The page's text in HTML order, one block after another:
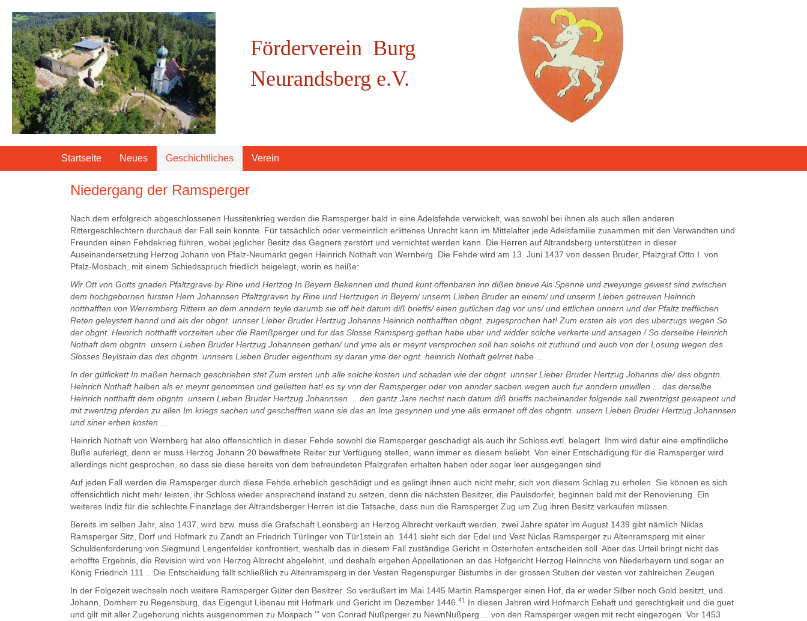
Förderverein Burg
Neurandsberg e.V.
Startseite Neues Geschichtliches Verein
Niedergang der Ramsperger
Nach dem erfolgreich abgeschlossenen Hussitenkrieg werden die Ramsperger bald in eine Adelsfehde verwickelt, was sowohl bei ihnen als auch allen anderen
Rittergeschlechtern durchaus der Fall sein konnte. Für tatsächlich oder ver­meintlich erlittenes Unrecht kann im Mittelalter jede Adelsfamilie zusammen mit den Verwandten und
Freunden ei­nen Fehdekrieg führen, wobei jeglicher Besitz des Gegners zerstört und ver­nichtet werden kann. Die Herren auf Altrandsberg unterstützen in dieser
Auseinandersetzung Herzog Johann von Pfalz-Neumarkt gegen Heinrich Nothaft von Wernberg. Die Fehde wird am 13. Juni 1437 von dessen Bruder, Pfalzgraf Otto I. von
Pfalz-Mosbach, mit einem Schiedsspruch friedlich beige­legt, worin es heiße:
Wir Ott von Gotts gnaden Pfaltzgrave by Rine und Hertzog In Beyern Beken­nen und thund kunt offenbaren inn dißen brieve Als Spenne und zweyunge gewest sind zwischen
dem hochgebornen fursten Hern Johannsen Pfaltzgra­ven by Rine und Hertzugen in Beyern/ unserm Lieben Bruder an einem/ und unserm Lieben getrewen Heinrich
notthafften von Werremberg Rittern an dem anndern teyle darumb sie off heit datum diß brieffs/ einen gutlichen dag vor uns/ und ettlichen unnern und der Pfaltz trefflichen
Reten geleystett hannd und als der obgnt. unnser Lieber Bruder Hertzug Johanns Heinrich notthafften obgnt. zugesprochen hat! Zum ersten als von des uberzugs we­gen So
der obgnt. Heinrich notthafft vorzeiten uber die Ramßperger und fur das Slosse Ramsperg gethan habe uber und widder solche verkerte und an­sagen / So derselbe Heinrich
Nothaft dem obgntn. unsern Lieben Bruder Hertzug Johannsen gethan/ und yme als er meynt versprochen soll han solehs nit zuthund und auch von der Losung wegen des
Slosses Beylstain das des obgntn. unnsers Lieben Bruder eigenthum sy daran yme der ognt. heinrich Nothaft gelrret habe ...
In der gütlickett In maßen hernach geschrieben stet Zum ersten unb alle sol­che kosten und schaden wie der obgnt. unnser Lieber Bruder Hertzug Jo­hanns die/ des obgntn.
Heinrich Nothaft halben als er meynt genommen und gelietten hat! es sy von der Ramsperger oder von annder sachen wegen auch fur anndern unwillen ... das derselbe
Heinrich notthafft dem obgntn. unsern Lieben Bruder Hertzug Johannsen ... den gantz Jare nechst nach datum diß brieffs nacheinander folgende sall zwentzigst gewapent und
mit zwentzig pferden zu allen Im kriegs sachen und geschefften wann sie das an Ime gesynnen und yne alls ermanet off des obgntn. unsern Lieben Bruder Hertzug Johannsen
und siner erben kosten ...
Heinrich Nothaft von Wernberg hat also offensichtlich in dieser Fehde sowohl die Ramsperger geschädigt als auch ihr Schloss evtl. belagert. Ihm wird dafür eine empfindliche
Buße auferlegt, denn er muss Herzog Johann 20 bewaffnete Reiter zur Verfügung stellen, wann immer es diesem beliebt. Von einer Entschädigung für die Ramsperger wird
allerdings nicht ge­sprochen, so dass sie diese bereits von dem befreundeten Pfalzgrafen erhalten haben oder sogar leer ausgegangen sind.
Auf jeden Fall werden die Ramsperger durch diese Fehde erheblich geschädigt und es gelingt ihnen auch nicht mehr, sich von diesem Schlag zu erholen. Sie können es sich
offensichtlich nicht mehr leisten, ihr Schloss wieder ansprechend instand zu setzen, denn die nächsten Besitzer, die Paulsdorfer, beginnen bald mit der Renovierung. Ein
weiteres Indiz für die schlechte Finanzlage der Altrandsberger Herren ist die Tatsache, dass nun die Ramsperger Zug um Zug ihren Besitz verkaufen müssen.
Bereits im selben Jahr, also 1437, wird bzw. muss die Grafschaft Leonsberg an Herzog Albrecht verkauft werden, zwei Jahre später im August 1439 gibt näm­lich Niklas
Ramsperger Sitz, Dorf und Hofmark zu Zandt an Friedrich Türlinger von Tür1stein ab. 1441 sieht sich der Edel und Vest Niclas Ramsperger zu Altenramsperg mit einer
Schuldenforde­rung von Siegmund Lengenfelder kon­frontiert, weshalb das in diesem Fall zuständige Gericht in Osterhofen ent­scheiden soll. Aber das Urteil bringt nicht das
erhoffte Ergebnis, die Revisi­on wird von Herzog Albrecht abgelehnt, und deshalb ergehen Appellationen an das Hofgericht Herzog Heinrichs von Niederbayern und sogar an
König Fried­rich 111 .. Die Entscheidung fällt schließ­lich zu Altenramsperg in der Vesten Regenspurger Bistumbs in der grossen Stuben der vesten vor zahlreichen Zeugen.
In der Folgezeit wechseln noch weitere Ramsperger Güter den Besitzer. So veräußert im Mai 1445 Martin Ramsperger einen Hof, da er weder Silber noch Gold besitzt, und
Johann, Domherr zu Regensburg, das Eigengut Libenau mit Hofmark und Gericht im Dezember 1446. 41 In diesen Jahren wird Hofmarch Eehaft und gerechtigkeit und die guet
und gilt mit aller Zugeho­rung nichts ausgenommen zu Mospach '" von Conrad Nußperger zu NewnNußperg ... von den Ramsperger wegen mit recht eingezogen. Vor 1453